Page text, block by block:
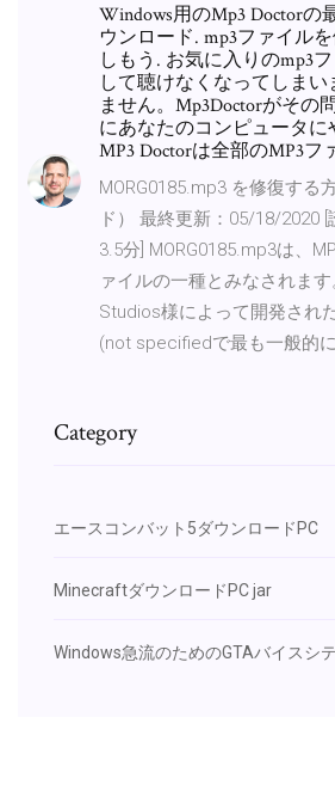
Windows用のMp3 Doctorの
ウンロード. mp3ファイル
しもう. お気に入りのmp3
して聴けなくなってしまい
ません。Mp3Doctorがその
にあなたのコンピュータに
MP3 Doctorは全部のMP3フ
MORG0185.mp3 を修復する
ド） 最終更新：05/18/2020 [
3.5分] MORG0185.mp3は、
ァイルの一種とみなされま
Studios様によって開発され
(not specifiedで最も一般的
Category
エースコンバット5ダウンロードPC
MinecraftダウンロードPC jar
Windows急流のためのGTAバイスシ